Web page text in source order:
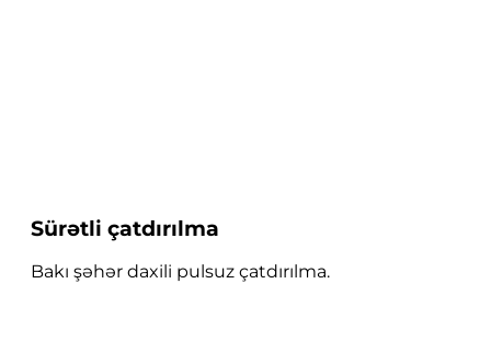
Sürətli çatdırılma
Bakı şəhər daxili pulsuz çatdırılma.